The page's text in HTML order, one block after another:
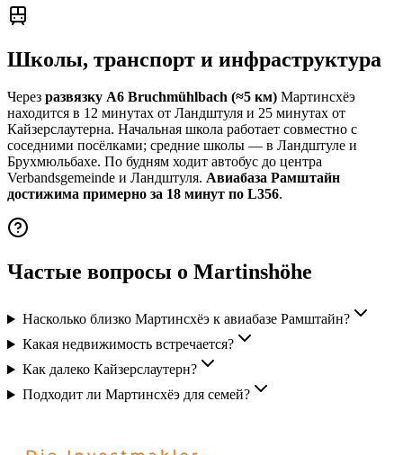
Школы, транспорт и инфраструктура
Через развязку A6 Bruchmühlbach (≈5 км) Мартинсхёэ
находится в 12 минутах от Ландштуля и 25 минутах от
Кайзерслаутерна. Начальная школа работает совместно с
соседними посёлками; средние школы — в Ландштуле и
Брухмюльбахе. По будням ходит автобус до центра
Verbandsgemeinde и Ландштуля. Авиабаза Рамштайн
достижима примерно за 18 минут по L356.
Частые вопросы о Martinshöhe
Насколько близко Мартинсхёэ к авиабазе Рамштайн?
Какая недвижимость встречается?
Как далеко Кайзерслаутерн?
Подходит ли Мартинсхёэ для семей?